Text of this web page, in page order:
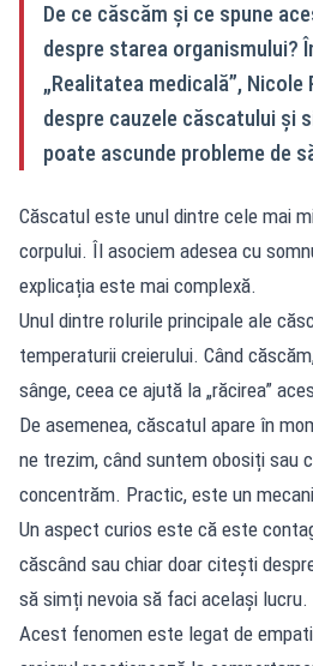
De ce căscăm și ce spune
despre starea organismului?
„Realitatea medicală”,
despre cauzele căscatului și
poate ascunde probleme de
Căscatul este unul dintre cele mai
corpului. Îl asociem adesea cu
explicația este mai complexă.
Unul dintre rolurile principale ale
temperaturii creierului. Când
sânge, ceea ce ajută la „răcirea”
De asemenea, căscatul apare în
ne trezim, când suntem obosiți sau
concentrăm. Practic, este un
Un aspect curios este că este
căscând sau chiar doar citești
să simți nevoia să faci același lucru.
Acest fenomen este legat de